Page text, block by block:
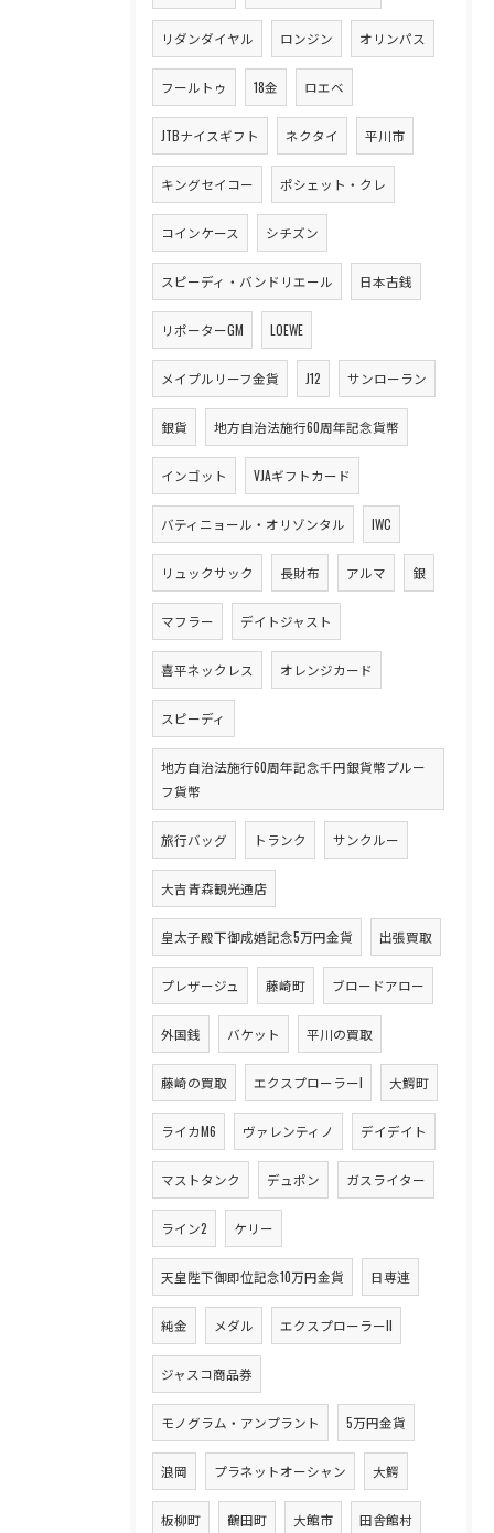
リダンダイヤル ロンジン オリンパス
フールトゥ 18金 ロエベ
JTBナイスギフト ネクタイ 平川市
キングセイコー ポシェット・クレ
コインケース シチズン
スピーディ・バンドリエール 日本古銭
リポーターGM LOEWE
メイプルリーフ金貨 J12 サンローラン
銀貨 地方自治法施行60周年記念貨幣
インゴット VJAギフトカード
バティニョール・オリゾンタル IWC
リュックサック 長財布 アルマ 銀
マフラー デイトジャスト
喜平ネックレス オレンジカード
スピーディ
地方自治法施行60周年記念千円銀貨幣プルー
フ貨幣
旅行バッグ トランク サンクルー
大吉青森観光通店
皇太子殿下御成婚記念5万円金貨 出張買取
プレザージュ 藤崎町 ブロードアロー
外国銭 バケット 平川の買取
藤崎の買取 エクスプローラーI 大鰐町
ライカM6 ヴァレンティノ デイデイト
マストタンク デュポン ガスライター
ライン2 ケリー
天皇陛下御即位記念10万円金貨 日専連
純金 メダル エクスプローラーII
ジャスコ商品券
モノグラム・アンプラント 5万円金貨
浪岡 プラネットオーシャン 大鰐
板柳町 鶴田町 大館市 田舎館村